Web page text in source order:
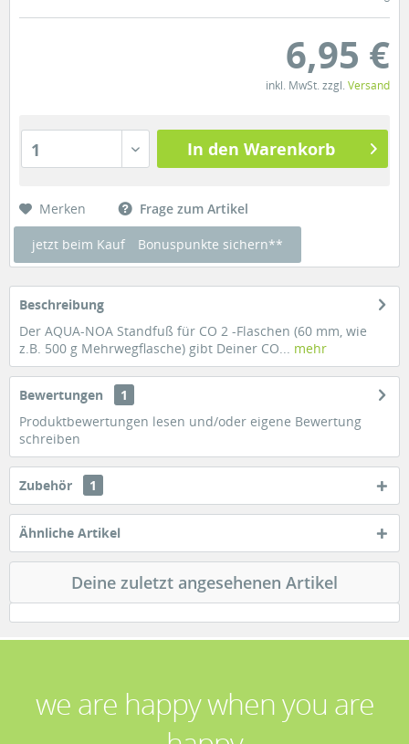
6,95 €
inkl. MwSt. zzgl. Versand
1 In den Warenkorb
Merken Frage zum Artikel
jetzt beim Kauf Bonuspunkte sichern**
Beschreibung
Der AQUA-NOA Standfuß für CO 2 -Flaschen (60 mm, wie
z.B. 500 g Mehrwegflasche) gibt Deiner CO... mehr
Bewertungen
1
Produktbewertungen lesen und/oder eigene Bewertung
schreiben
Zubehör 1
Ähnliche Artikel
Deine zuletzt angesehenen Artikel
we are happy when you are